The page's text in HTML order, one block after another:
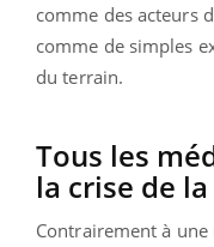
comme des acteurs
comme de simples
du terrain.
Tous les
la crise de
Contrairement à une